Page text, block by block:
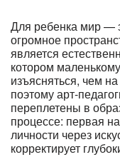
Для ребенка мир —
огромное
является
котором
изъясняться, чем
поэтому арт-
переплетены в
процессе: первая
личности через
корректирует